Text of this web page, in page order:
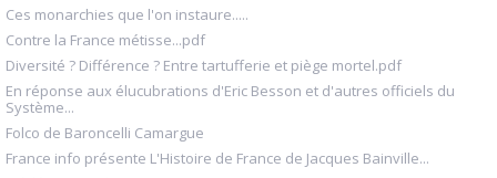
Ces monarchies que l'on instaure.....
Contre la France métisse...pdf
Diversité ? Différence ? Entre tartufferie et piège mortel.pdf
En réponse aux élucubrations d'Eric Besson et d'autres officiels du
Système...
Folco de Baroncelli Camargue
France info présente L'Histoire de France de Jacques Bainville...